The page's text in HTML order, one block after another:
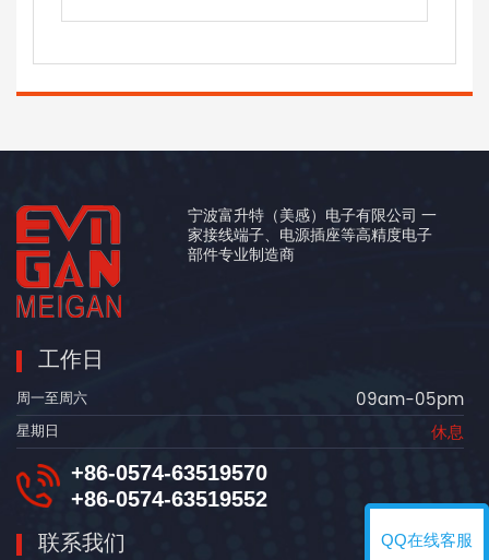
QQ在线客服
宁波富升特（美感）电子有限公司 一
家接线端子、电源插座等高精度电子
部件专业制造商
工作日
周一至周六 09am-05pm
星期日 休息
+86-0574-63519570
+86-0574-63519552
联系我们